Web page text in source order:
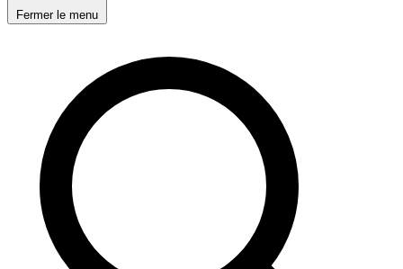
Fermer le menu